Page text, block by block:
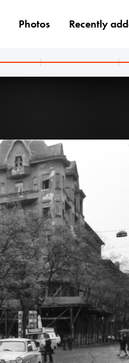
XIV.
háttérben a Dózsa György út épületei.
1974 ·
Ötvenhatosok
VII.,Budapest XIV.
május 1-i felvonulás, háttérben a Dózsa György út épületei.
1974 · Budapest
Ötvenhatosok tere
Photos Recently